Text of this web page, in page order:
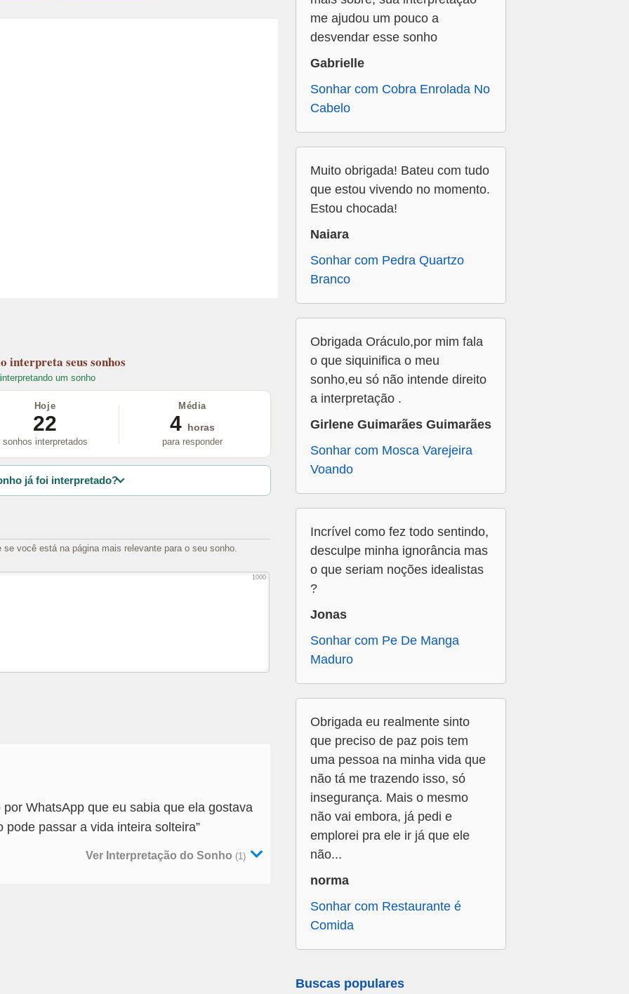
interpreta seus sonhos
interpretando um sonho
Hoje
22
sonhos interpretados
Média
4
horas
para responder
já foi interpretado?
você está na página mais relevante para o seu sonho.
1000
WhatsApp que eu sabia que ela gostava
pode passar a vida inteira solteira”
Ver Interpretação do Sonho (1)
me ajudou um pouco a
desvendar esse sonho
Gabrielle
Sonhar com Cobra Enrolada No
Cabelo
Muito obrigada! Bateu com tudo
que estou vivendo no momento.
Estou chocada!
Naiara
Sonhar com Pedra Quartzo
Branco
Obrigada Oráculo,por mim fala
o que siquinifica o meu
sonho,eu só não intende direito
a interpretação .
Girlene Guimarães Guimarães
Sonhar com Mosca Varejeira
Voando
Incrível como fez todo sentindo,
desculpe minha ignorância mas
o que seriam noções idealistas
?
Jonas
Sonhar com Pe De Manga
Maduro
Obrigada eu realmente sinto
que preciso de paz pois tem
uma pessoa na minha vida que
não tá me trazendo isso, só
insegurança. Mais o mesmo
não vai embora, já pedi e
emplorei pra ele ir já que ele
não...
norma
Sonhar com Restaurante é
Comida
Buscas populares